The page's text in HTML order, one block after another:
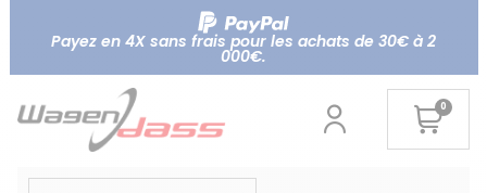
Payez en 4X sans frais pour les achats de 30€ à 2
000€.
0